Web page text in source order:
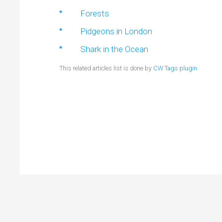
Forests
Pidgeons in London
Shark in the Ocean
This related articles list is done by CW Tags plugin